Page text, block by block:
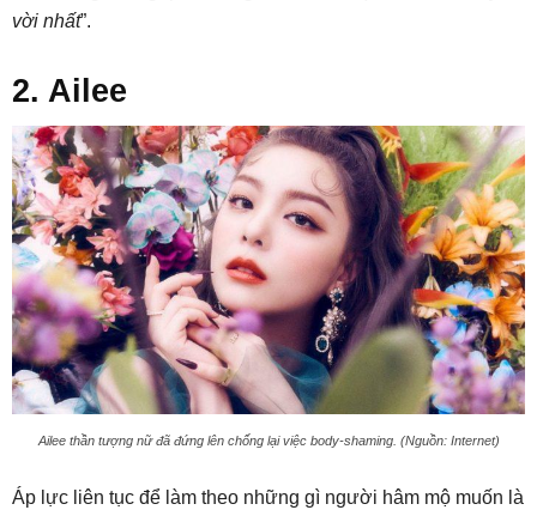
vời nhất”.
2. Ailee
Ailee thần tượng nữ đã đứng lên chống lại việc body-shaming. (Nguồn: Internet)
Áp lực liên tục để làm theo những gì người hâm mộ muốn là